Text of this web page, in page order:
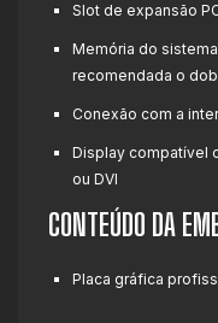
Slot de expansão
Memória do
recomendada o
Conexão com a
Display compatível
ou DVI
CONTEÚDO DA
Placa gráfica